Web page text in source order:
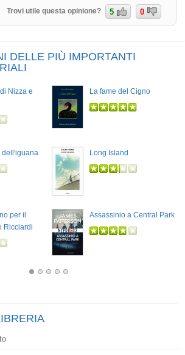
Trovi utile questa opinione? 5 0
DELLE PIÙ IMPORTANTI
Nizza e
La fame del Cigno
dell'iguana Long Island
per il
Ricciardi
Assassinio a Central Park